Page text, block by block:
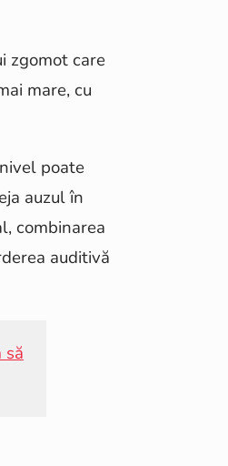
zgomot care
mare, cu
poate
auzul în
combinarea
auditivă
să